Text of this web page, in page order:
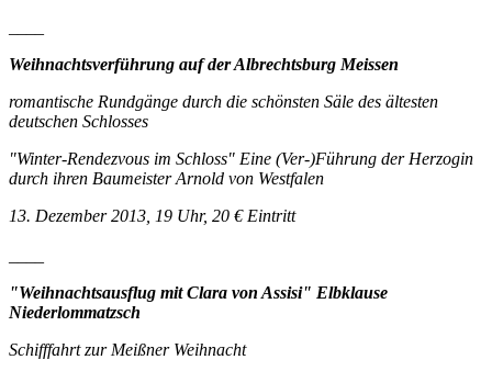
Weihnachtsverführung auf der Albrechtsburg Meissen
romantische Rundgänge durch die schönsten Säle des ältesten
deutschen Schlosses
"Winter-Rendezvous im Schloss" Eine (Ver-)Führung der Herzogin
durch ihren Baumeister Arnold von Westfalen
13. Dezember 2013, 19 Uhr, 20 € Eintritt
"Weihnachtsausflug mit Clara von Assisi" Elbklause
Niederlommatzsch
Schifffahrt zur Meißner Weihnacht